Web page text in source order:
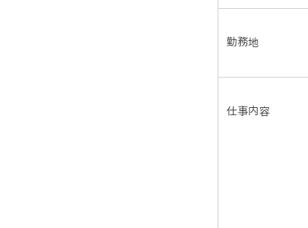
勤務地
仕事内容